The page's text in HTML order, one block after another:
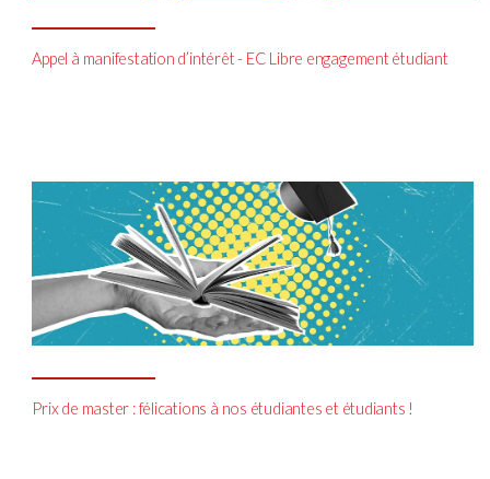
Appel à manifestation d’intérêt - EC Libre engagement étudiant
Prix de master : félications à nos étudiantes et étudiants !